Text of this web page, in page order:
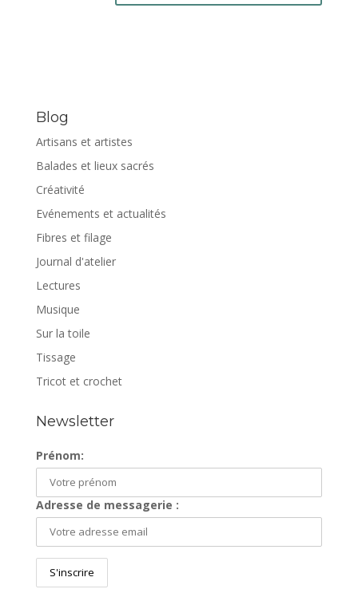
Blog
Artisans et artistes
Balades et lieux sacrés
Créativité
Evénements et actualités
Fibres et filage
Journal d'atelier
Lectures
Musique
Sur la toile
Tissage
Tricot et crochet
Newsletter
Prénom:
Adresse de messagerie :